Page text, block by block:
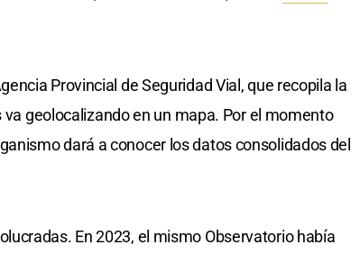
Provincial de Seguridad Vial, que recopila la
geolocalizando en un mapa. Por el momento
dará a conocer los datos consolidados del
En 2023, el mismo Observatorio había